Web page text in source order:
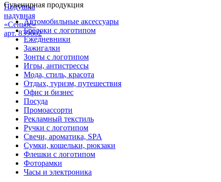
Подушка
надувная
«Сеньос»
арт. 839602
Сувенирная продукция
Автомобильные аксессуары
Брелоки с логотипом
Ежедневники
Зажигалки
Зонты с логотипом
Игры, антистрессы
Мода, стиль, красота
Отдых, туризм, путешествия
Офис и бизнес
Посуда
Промоассорти
Рекламный текстиль
Ручки с логотипом
Свечи, ароматика, SPA
Сумки, кошельки, рюкзаки
Флешки с логотипом
Фоторамки
Часы и электроника